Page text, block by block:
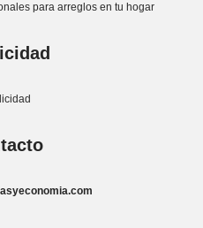
para arreglos en tu hogar